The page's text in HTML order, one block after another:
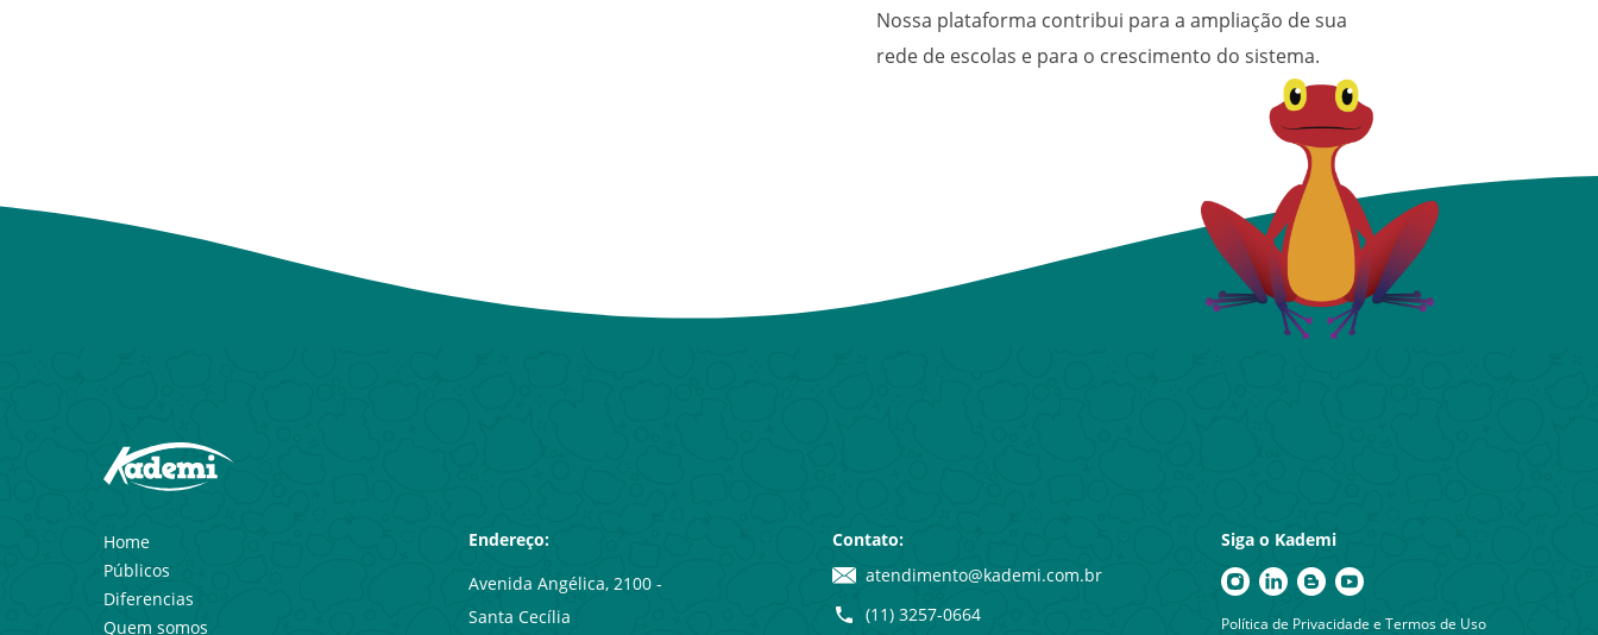
Nossa plataforma contribui para a ampliação de sua
rede de escolas e para o crescimento do sistema.
Home
Públicos
Diferencias
Quem somos
Endereço:
Avenida Angélica, 2100 -
Santa Cecília
Contato:
atendimento@kademi.com.br
(11) 3257-0664
Siga o Kademi
Política de Privacidade e Termos de Uso